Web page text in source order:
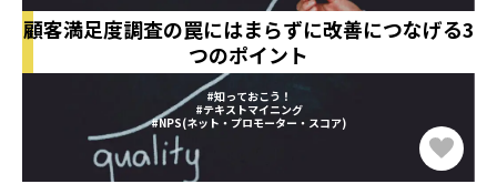
顧客満足度調査の罠にはまらずに改善につなげる3
つのポイント
#知っておこう！
#テキストマイニング
#NPS(ネット・プロモーター・スコア)